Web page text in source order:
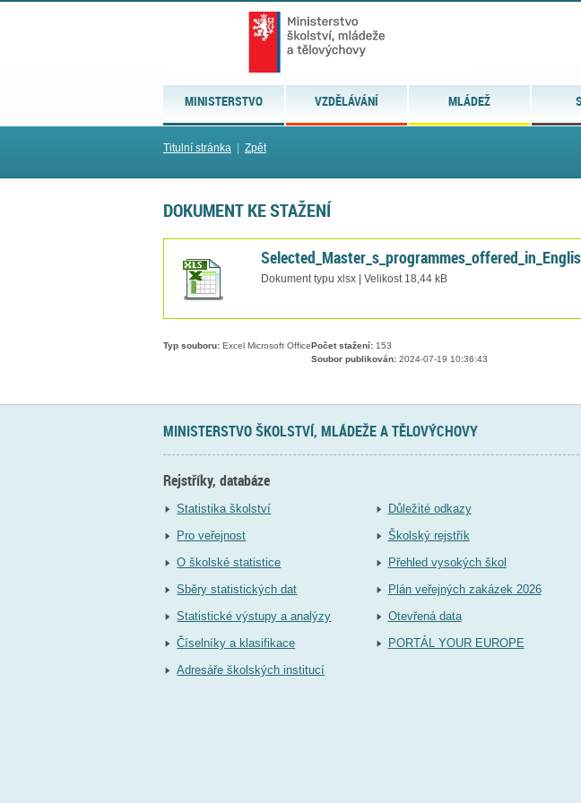
MINISTERSTVO VZDĚLÁVÁNÍ MLÁDEŽ
Titulní stránka Zpět
DOKUMENT KE STAŽENÍ
Dokument typu xlsx | Velikost 18,44 kB
Typ souboru: Excel Microsoft Office Počet stažení: 153
Soubor publikován: 2024-07-19 10:36:43
MINISTERSTVO ŠKOLSTVÍ, MLÁDEŽE A TĚLOVÝCHOVY
Rejstříky, databáze
Statistika školství
Pro veřejnost
O školské statistice
Sběry statistických dat
Statistické výstupy a analýzy
Číselníky a klasifikace
Adresáře školských institucí
Důležité odkazy
Školský rejstřík
Přehled vysokých škol
Plán veřejných zakázek 2026
Otevřená data
PORTÁL YOUR EUROPE